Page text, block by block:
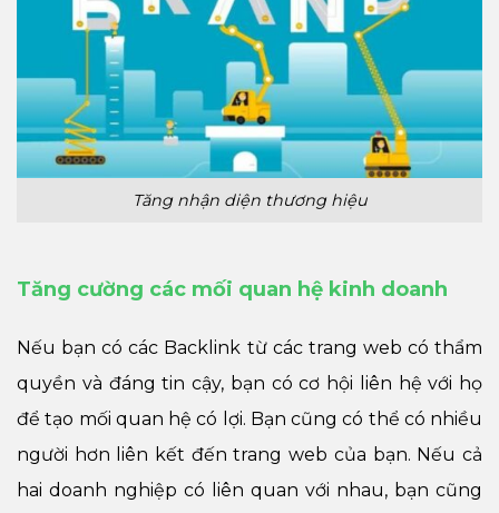
Tăng nhận diện thương hiệu
Tăng cường các mối quan hệ kinh doanh
Nếu bạn có các Backlink từ các trang web có thẩm
quyền và đáng tin cậy, bạn có cơ hội liên hệ với họ
để tạo mối quan hệ có lợi. Bạn cũng có thể có nhiều
người hơn liên kết đến trang web của bạn. Nếu cả
hai doanh nghiệp có liên quan với nhau, bạn cũng